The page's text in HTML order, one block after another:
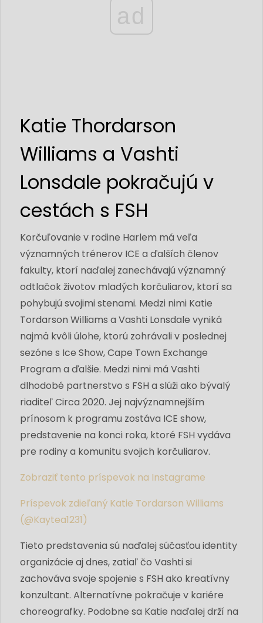
ad
Katie Thordarson
Williams a Vashti
Lonsdale pokračujú v
cestách s FSH
Korčuľovanie v rodine Harlem má veľa
významných trénerov ICE a ďalších členov
fakulty, ktorí naďalej zanechávajú významný
odtlačok životov mladých korčuliarov, ktorí sa
pohybujú svojimi stenami. Medzi nimi Katie
Tordarson Williams a Vashti Lonsdale vyniká
najmä kvôli úlohe, ktorú zohrávali v poslednej
sezóne s Ice Show, Cape Town Exchange
Program a ďalšie. Medzi nimi má Vashti
dlhodobé partnerstvo s FSH a slúži ako bývalý
riaditeľ Circa 2020. Jej najvýznamnejším
prínosom k programu zostáva ICE show,
predstavenie na konci roka, ktoré FSH vydáva
pre rodiny a komunitu svojich korčuliarov.
Zobraziť tento príspevok na Instagrame
Príspevok zdieľaný Katie Tordarson Williams
(@Kaytea1231)
Tieto predstavenia sú naďalej súčasťou identity
organizácie aj dnes, zatiaľ čo Vashti si
zachováva svoje spojenie s FSH ako kreatívny
konzultant. Alternatívne pokračuje v kariére
choreografky. Podobne sa Katie naďalej drží na